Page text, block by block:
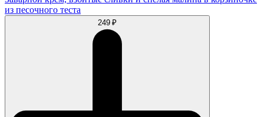
из песочного теста
249 ₽